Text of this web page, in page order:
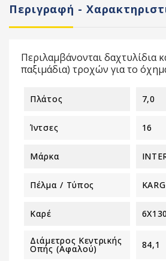
Περιγραφή -
Περιλαμβάνονται δαχτυλίδια
παξιμάδια) τροχών για το
Πλάτος 7,0
Ίντσες 16
Μάρκα
Πέλμα / Τύπος
Καρέ 6X130
Διάμετρος Κεντρικής
Οπής (αφαλού) 84,1